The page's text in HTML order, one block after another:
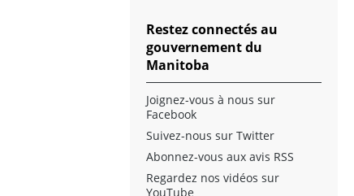
Restez connectés au
gouvernement du
Manitoba
Joignez-vous à nous sur
Facebook
Suivez-nous sur Twitter
Abonnez-vous aux avis RSS
Regardez nos vidéos sur
YouTube